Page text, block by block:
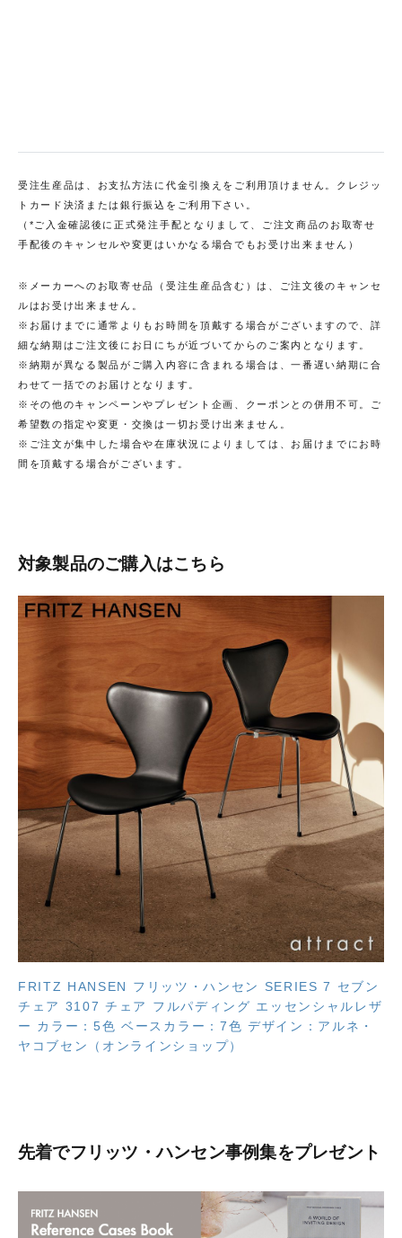
受注生産品は、お支払方法に代金引換えをご利用頂けません。クレジッ
トカード決済または銀行振込をご利用下さい。
（*ご入金確認後に正式発注手配となりまして、ご注文商品のお取寄せ
手配後のキャンセルや変更はいかなる場合でもお受け出来ません）
※メーカーへのお取寄せ品（受注生産品含む）は、ご注文後のキャンセ
ルはお受け出来ません。
※お届けまでに通常よりもお時間を頂戴する場合がございますので、詳
細な納期はご注文後にお日にちが近づいてからのご案内となります。
※納期が異なる製品がご購入内容に含まれる場合は、一番遅い納期に合
わせて一括でのお届けとなります。
※その他のキャンペーンやプレゼント企画、クーポンとの併用不可。ご
希望数の指定や変更・交換は一切お受け出来ません。
※ご注文が集中した場合や在庫状況によりましては、お届けまでにお時
間を頂戴する場合がございます。
対象製品のご購入はこちら
FRITZ HANSEN フリッツ・ハンセン SERIES 7 セブン
チェア 3107 チェア フルパディング エッセンシャルレザ
ー カラー：5色 ベースカラー：7色 デザイン：アルネ・
ヤコブセン（オンラインショップ）
先着でフリッツ・ハンセン事例集をプレゼント